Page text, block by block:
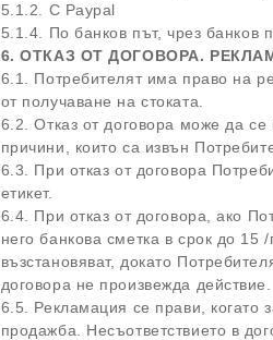
5.1.2. С Paypal
5.1.4. По банков път, чрез банков
6. ОТКАЗ ОТ ДОГОВОРА.
6.1. Потребителят има право на
от получаване на стоката.
6.2. Отказ от договора може да се
причини, които са извън
6.3. При отказ от договора
етикет.
6.4. При отказ от договора, ако
него банкова сметка в срок до
възстановяват, докато
договора не произвежда
6.5. Рекламация се прави, когато
продажба. Несъответствието в